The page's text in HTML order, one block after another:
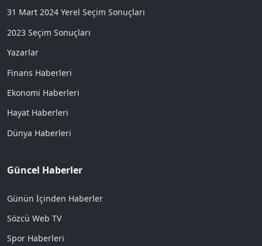
31 Mart 2024 Yerel Seçim Sonuçları
2023 Seçim Sonuçları
Yazarlar
Finans Haberleri
Ekonomi Haberleri
Hayat Haberleri
Dünya Haberleri
Güncel Haberler
Günün İçinden Haberler
Sözcü Web TV
Spor Haberleri